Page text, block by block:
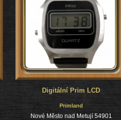
Digitální Prim LCD
Primland
Nové Město nad Metují 54901